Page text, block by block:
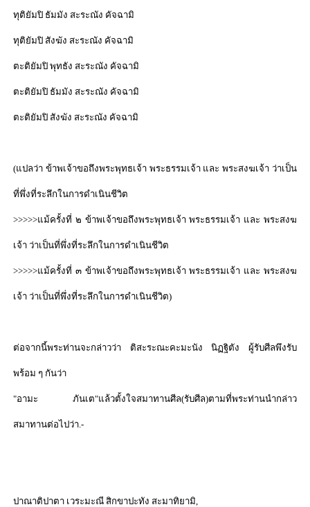
ทุติยัมปิ ธัมมัง สะระณัง คัจฉามิ
ทุติยัมปิ สังฆัง สะระณัง คัจฉามิ
ตะติยัมปิ พุทธัง สะระณัง คัจฉามิ
ตะติยัมปิ ธัมมัง สะระณัง คัจฉามิ
ตะติยัมปิ สังฆัง สะระณัง คัจฉามิ
(แปลว่า ข้าพเจ้าขอถึงพระพุทธเจ้า พระธรรมเจ้า และ พระสงฆเจ้า ว่าเป็น
ที่พึ่งที่ระลึกในการดำเนินชีวิต
>>>>>แม้ครั้งที่ ๒ ข้าพเจ้าขอถึงพระพุทธเจ้า พระธรรมเจ้า และ พระสงฆ
เจ้า ว่าเป็นที่พึ่งที่ระลึกในการดำเนินชีวิต
>>>>>แม้ครั้งที่ ๓ ข้าพเจ้าขอถึงพระพุทธเจ้า พระธรรมเจ้า และ พระสงฆ
เจ้า ว่าเป็นที่พึ่งที่ระลึกในการดำเนินชีวิต)
ต่อจากนี้พระท่านจะกล่าวว่า ติสะระณะคะมะนัง นิฏฐิตัง ผู้รับศีลพึงรับ
พร้อม ๆ กันว่า
"อามะ ภันเต"แล้วตั้งใจสมาทานศีล(รับศีล)ตามที่พระท่านนำกล่าว
สมาทานต่อไปว่า.-
ปาณาติปาตา เวระมะณี สิกขาปะทัง สะมาทิยามิ,